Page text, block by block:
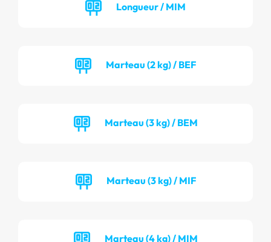
Longueur / MIM
Marteau (2 kg) / BEF
Marteau (3 kg) / BEM
Marteau (3 kg) / MIF
Marteau (4 kg) / MIM